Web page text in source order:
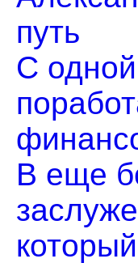
путь
С
В еще